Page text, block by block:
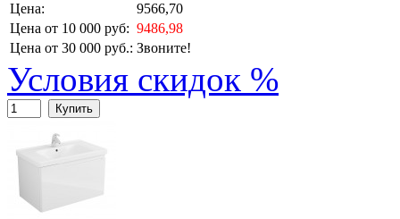
Цена:
9566,70
Цена от 10 000 руб: 9486,98
Цена от 30 000 руб.: Звоните!
Условия скидок %
Купить